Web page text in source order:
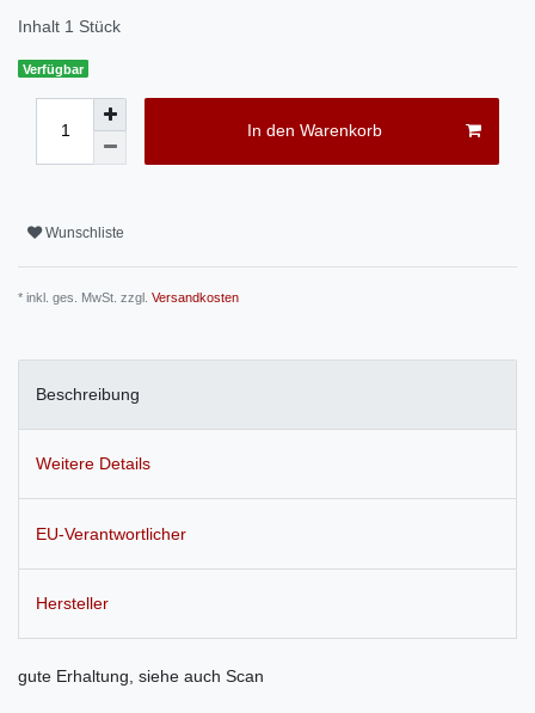
Inhalt 1 Stück
Verfügbar
In den Warenkorb
Wunschliste
* inkl. ges. MwSt. zzgl. Versandkosten
Beschreibung
Weitere Details
EU-Verantwortlicher
Hersteller
gute Erhaltung, siehe auch Scan